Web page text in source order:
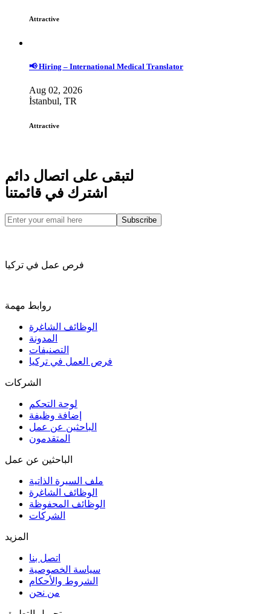
Attractive
📢 Hiring – International Medical Translator
Aug 02, 2026
İstanbul, TR
Attractive
لتبقى على اتصال دائم
اشترك في قائمتنا
Subscribe
فرص عمل في تركيا
روابط مهمة
الوظائف الشاغرة
المدونة
التصنيفات
فرص العمل في تركيا
الشركات
لوحة التحكم
إضافة وظيفة
الباحثين عن عمل
المتقدمون
الباحثين عن عمل
ملف السيرة الذاتية
الوظائف الشاغرة
الوظائف المحفوظة
الشركات
المزيد
اتصل بنا
سياسة الخصوصية
الشروط والأحكام
من نحن